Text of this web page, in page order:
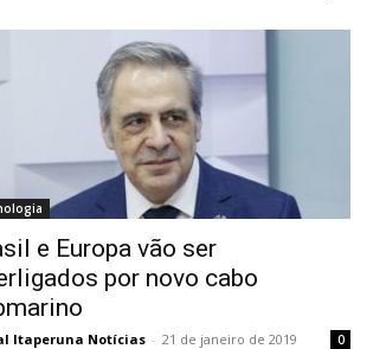
e Europa vão ser
por novo cabo
Itaperuna Notícias - 21 de janeiro de 2019 0